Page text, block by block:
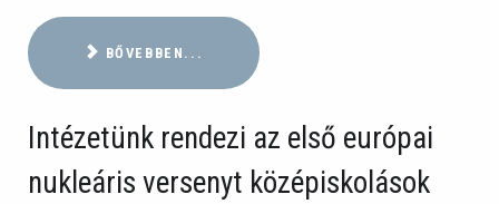
BŐVEBBEN...
Intézetünk rendezi az első európai
nukleáris versenyt középiskolások